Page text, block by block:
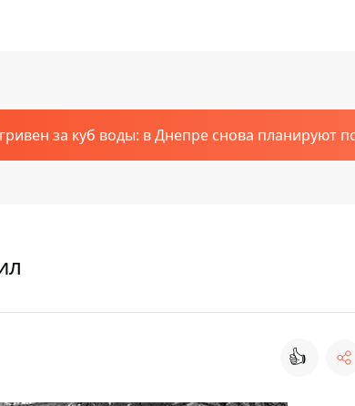
за куб воды: в Днепре снова планируют
👍